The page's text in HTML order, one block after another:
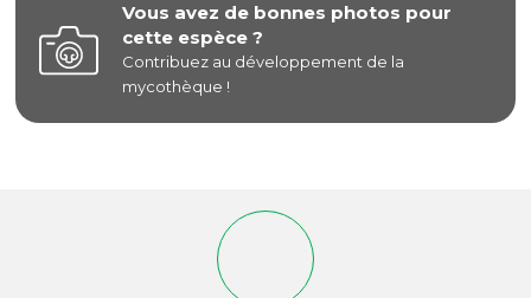
Vous avez de bonnes photos pour
cette espèce ?
Contribuez au développement de la
mycothèque !